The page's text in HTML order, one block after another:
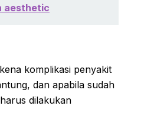
aesthetic
komplikasi penyakit
dan apabila sudah
dilakukan